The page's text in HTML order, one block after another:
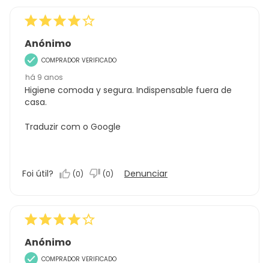
Anónimo
COMPRADOR VERIFICADO
há 9 anos
Higiene comoda y segura. Indispensable fuera de
casa.
Traduzir com o Google
Foi útil? (0) (0) Denunciar
Anónimo
COMPRADOR VERIFICADO